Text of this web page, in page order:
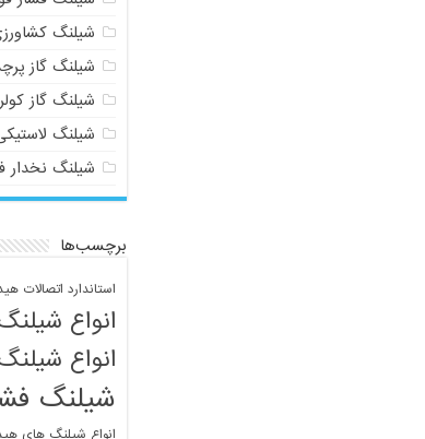
شیلنگ
شیلنگ گاز
شیلنگ گاز کولر
شیلنگ
شیلنگ نخدار
برچسب‌ها
استاندارد اتصالات
انواع
انواع
شیلنگ
انواع شیلنگ های